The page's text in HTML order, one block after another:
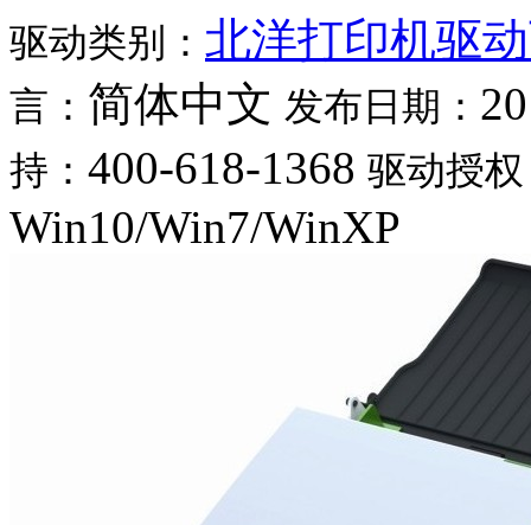
驱动类别： 北洋打印机驱
言： 简体中文 发布日期：
持： 400-618-1368 驱动授
Win10/Win7/WinXP